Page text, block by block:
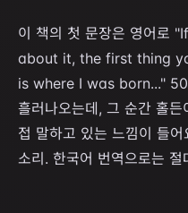
이 책의 첫 문장은 영어
about it, the first thing
is where I was born..." 50
흘러나오는데, 그 순간 홀
접 말하고 있는 느낌이 들
소리. 한국어 번역으로는